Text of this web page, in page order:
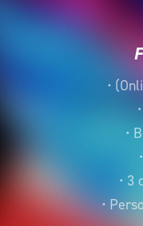
•
•
• 3
•